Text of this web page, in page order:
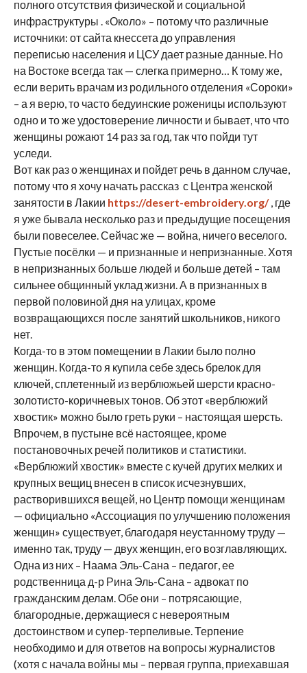
полного отсутствия физической и социальной
инфраструктуры . «Около» – потому что различные
источники: от сайта кнессета до управления
переписью населения и ЦСУ дает разные данные. Но
на Востоке всегда так — слегка примерно… К тому же,
если верить врачам из родильного отделения «Сороки»
– а я верю, то часто бедуинские роженицы используют
одно и то же удостоверение личности и бывает, что что
женщины рожают 14 раз за год, так что пойди тут
уследи.
Вот как раз о женщинах и пойдет речь в данном случае,
потому что я хочу начать рассказ с Центра женской
занятости в Лакии https://desert-embroidery.org/, где
я уже бывала несколько раз и предыдущие посещения
были повеселее. Сейчас же — война, ничего веселого.
Пустые посёлки — и признанные и непризнанные. Хотя
в непризнанных больше людей и больше детей – там
сильнее общинный уклад жизни. А в признанных в
первой половиной дня на улицах, кроме
возвращающихся после занятий школьников, никого
нет.
Когда-то в этом помещении в Лакии было полно
женщин. Когда-то я купила себе здесь брелок для
ключей, сплетенный из верблюжьей шерсти красно-
золотисто-коричневых тонов. Об этот «верблюжий
хвостик» можно было греть руки – настоящая шерсть.
Впрочем, в пустыне всё настоящее, кроме
постановочных речей политиков и статистики.
«Верблюжий хвостик» вместе с кучей других мелких и
крупных вещиц внесен в список исчезнувших,
растворившихся вещей, но Центр помощи женщинам
— официально «Ассоциация по улучшению положения
женщин» существует, благодаря неустанному труду —
именно так, труду — двух женщин, его возглавляющих.
Одна из них – Наама Эль-Сана – педагог, ее
родственница д-р Рина Эль-Сана – адвокат по
гражданским делам. Обе они – потрясающие,
благородные, держащиеся с невероятным
достоинством и супер-терпеливые. Терпение
необходимо и для ответов на вопросы журналистов
(хотя с начала войны мы – первая группа, приехавшая